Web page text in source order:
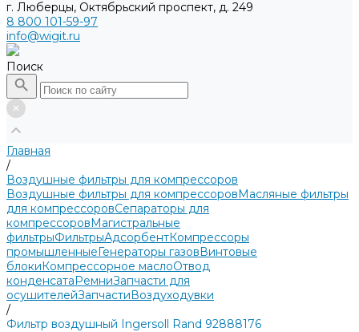
г. Люберцы, Октябрьский проспект, д. 249
8 800 101-59-97
info@wigit.ru
Поиск
Главная
/
Воздушные фильтры для компрессоров
Воздушные фильтры для компрессоровМасляные фильтры
для компрессоровСепараторы для
компрессоровМагистральные
фильтрыФильтрыАдсорбентКомпрессоры
промышленныеГенераторы газовВинтовые
блокиКомпрессорное маслоОтвод
конденсатаРемниЗапчасти для
осушителейЗапчастиВоздуходувки
/
Фильтр воздушный Ingersoll Rand 92888176